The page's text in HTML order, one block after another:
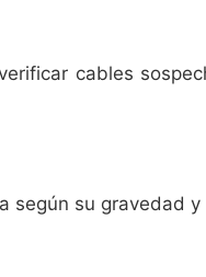
cables
según su gravedad